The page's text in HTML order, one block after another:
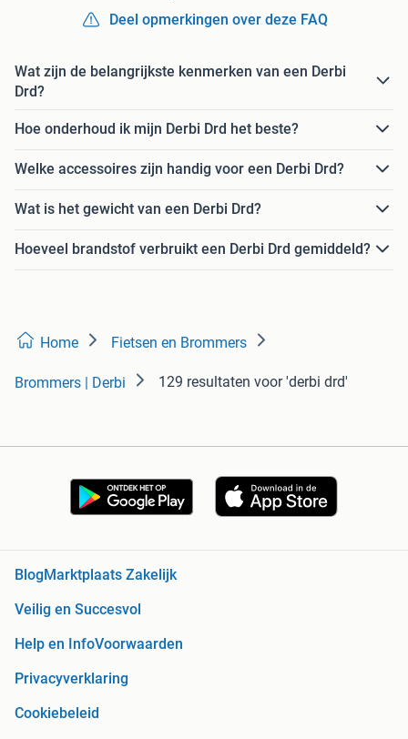
Deel opmerkingen over deze FAQ
Wat zijn de belangrijkste kenmerken van een Derbi
Drd?
Hoe onderhoud ik mijn Derbi Drd het beste?
Welke accessoires zijn handig voor een Derbi Drd?
Wat is het gewicht van een Derbi Drd?
Hoeveel brandstof verbruikt een Derbi Drd gemiddeld?
Home Fietsen en Brommers
Brommers | Derbi 129 resultaten voor 'derbi drd'
BlogMarktplaats Zakelijk
Veilig en Succesvol
Help en InfoVoorwaarden
Privacyverklaring
Cookiebeleid